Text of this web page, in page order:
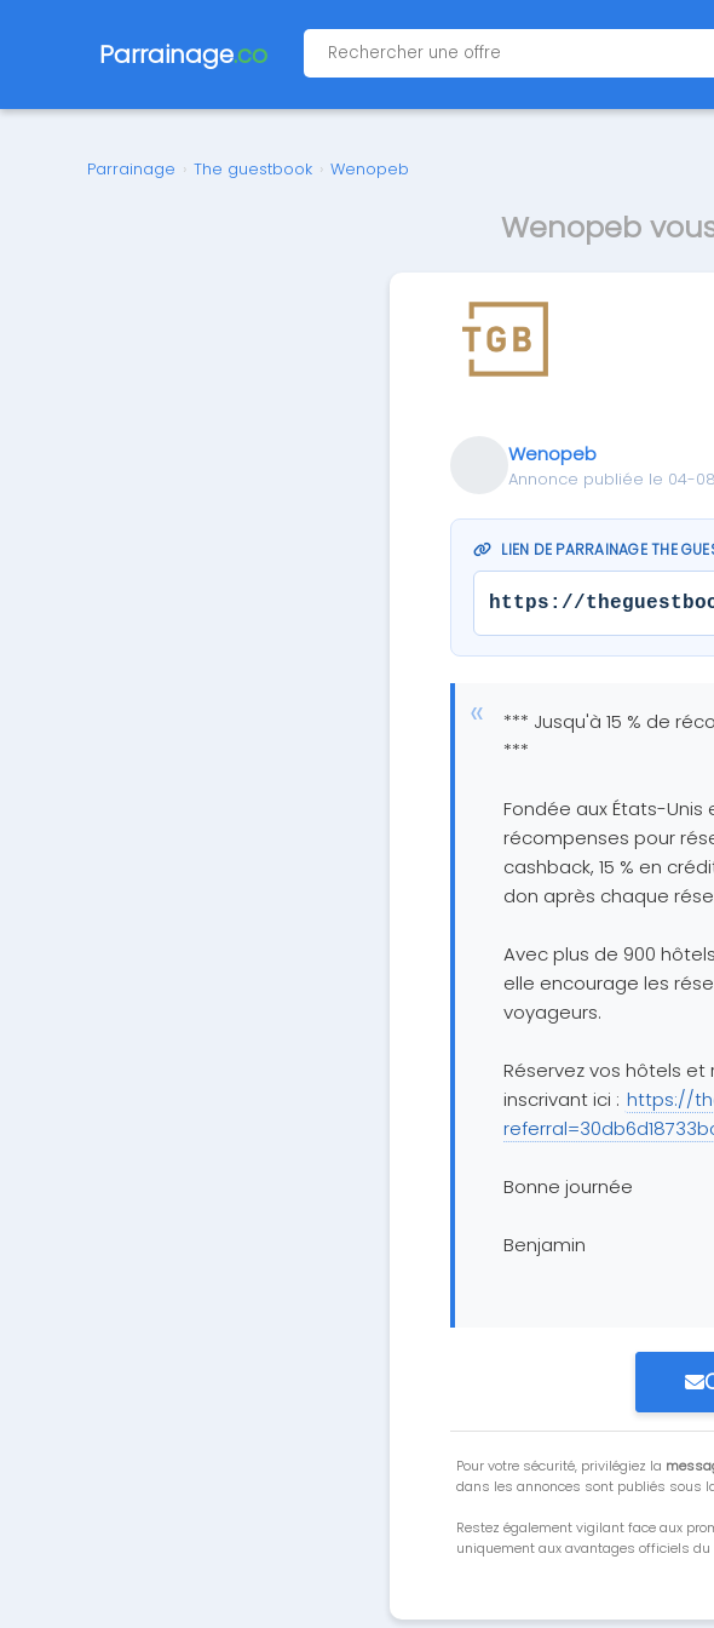
Parrainage.co
Parrainage › The guestbook › Wenopeb
Wenopeb
Wenopeb
Annonce publiée le 04-
LIEN DE PARRAINAGE THE
https://
*** Jusqu'à 15 % de
***
Fondée aux États-Unis
récompenses pour
cashback, 15 % en
don après chaque
Avec plus de 900
elle encourage les
voyageurs.
Réservez vos hôtels
inscrivant ici : https://
Bonne journée
Benjamin
Pour votre sécurité, privilégiez la
dans les annonces sont publiés sous
Restez également vigilant face aux
uniquement aux avantages officiels